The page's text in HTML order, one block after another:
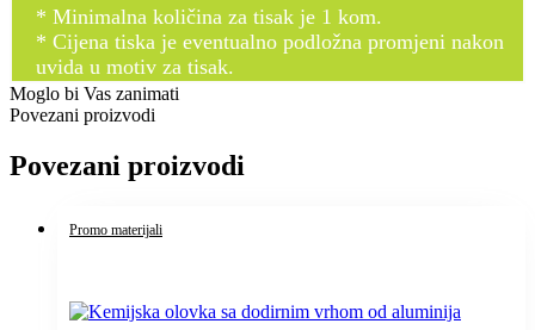
* Minimalna količina za tisak je 1 kom.
* Cijena tiska je eventualno podložna promjeni nakon
uvida u motiv za tisak.
Moglo bi Vas zanimati
Povezani proizvodi
Povezani proizvodi
Promo materijali